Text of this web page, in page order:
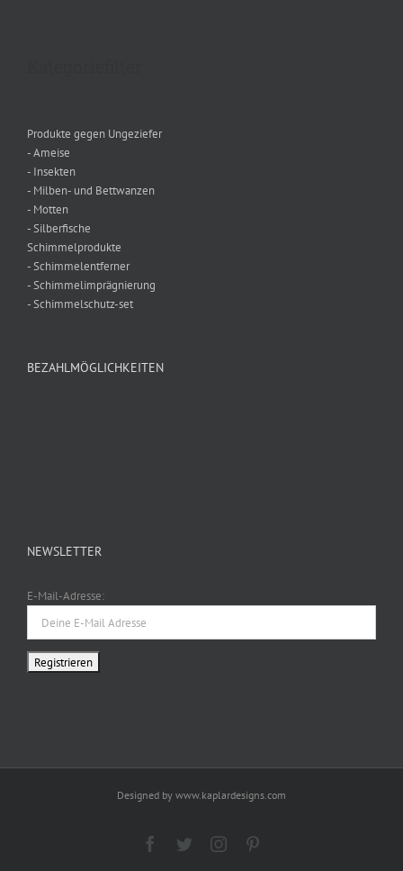
Produkte gegen Ungeziefer
- Ameise
- Insekten
- Milben- und Bettwanzen
- Motten
- Silberfische
Schimmelprodukte
- Schimmelentferner
- Schimmelimprägnierung
- Schimmelschutz-set
BEZAHLMÖGLICHKEITEN
NEWSLETTER
E-Mail-Adresse:
Designed by www.kaplardesigns.com
Facebook
TwitterInstagram